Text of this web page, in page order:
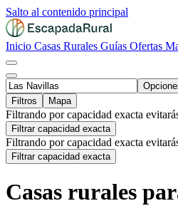
Salto al contenido principal
Inicio Casas Rurales Guías Ofertas
Filtros
Mapa
Filtrando por capacidad exacta
Filtrar capacidad exacta
Filtrando por capacidad exacta
Filtrar capacidad exacta
Casas rurales